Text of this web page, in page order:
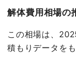
解体費用相場の
この相場は、
積もりデータを